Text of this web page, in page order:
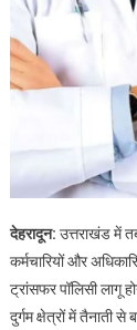
देहरादून: उत्तराखंड में
कर्मचारियों और
ट्रांसफर पॉलिसी लागू
दुर्गम क्षेत्रों में तैनाती